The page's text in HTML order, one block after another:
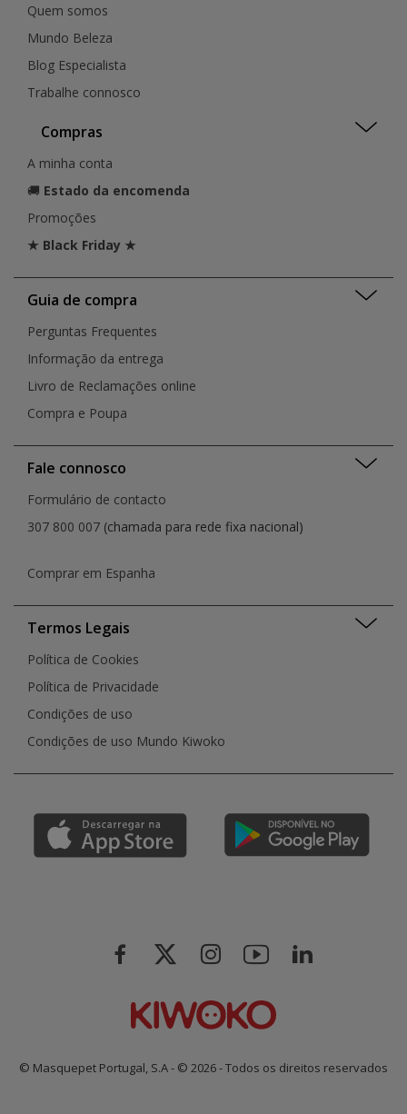
Quem somos
Mundo Beleza
Blog Especialista
Trabalhe connosco
Compras
A minha conta
🚚 Estado da encomenda
Promoções
★ Black Friday ★
Guia de compra
Perguntas Frequentes
Informação da entrega
Livro de Reclamações online
Compra e Poupa
Fale connosco
Formulário de contacto
307 800 007 (chamada para rede fixa nacional)
Comprar em Espanha
Termos Legais
Política de Cookies
Política de Privacidade
Condições de uso
Condições de uso Mundo Kiwoko
© Masquepet Portugal, S.A - © 2026 - Todos os direitos reservados